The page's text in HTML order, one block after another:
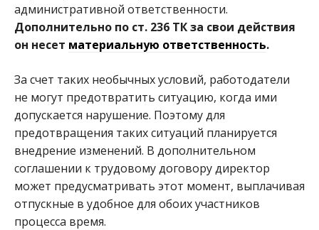
административной ответственности.
Дополнительно по ст. 236 ТК за свои действия
он несет материальную ответственность.
За счет таких необычных условий, работодатели
не могут предотвратить ситуацию, когда ими
допускается нарушение. Поэтому для
предотвращения таких ситуаций планируется
внедрение изменений. В дополнительном
соглашении к трудовому договору директор
может предусматривать этот момент, выплачивая
отпускные в удобное для обоих участников
процесса время.